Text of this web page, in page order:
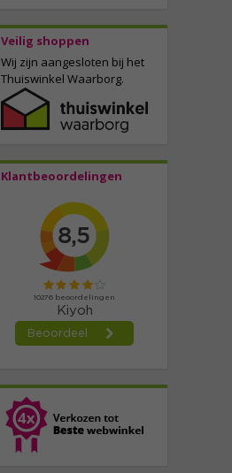
Veilig shoppen
Wij zijn aangesloten bij het
Thuiswinkel Waarborg.
Klantbeoordelingen